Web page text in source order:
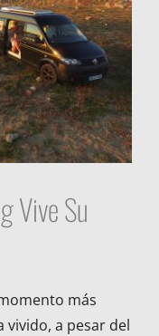
Vive Su
más
vivido, a pesar del